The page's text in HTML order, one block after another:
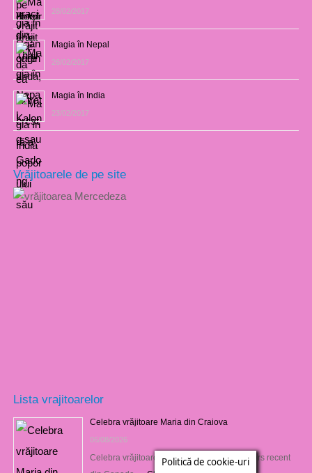
28/02/2017
Magia în Nepal
26/02/2017
Magia în India
23/02/2017
Vrăjitoarele de pe site
Lista vrajitoarelor
Celebra vrăjitoare Maria din Craiova
06/08/2026
Celebra vrăjitoare Maria din Craiova s-a întors recent
Politică de cookie-uri